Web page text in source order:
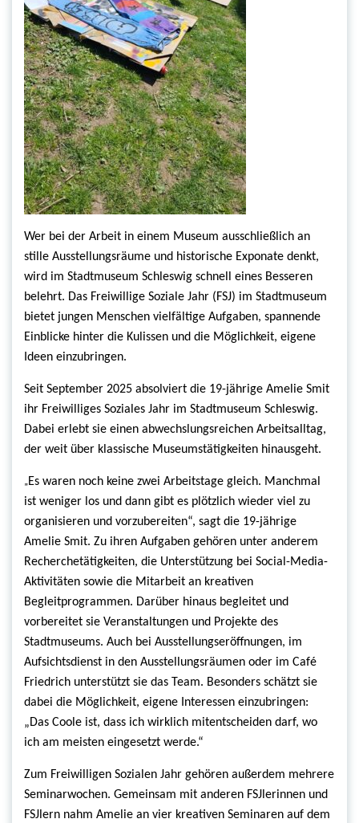
Wer bei der Arbeit in einem Museum ausschließlich an
stille Ausstellungsräume und historische Exponate denkt,
wird im Stadtmuseum Schleswig schnell eines Besseren
belehrt. Das Freiwillige Soziale Jahr (FSJ) im Stadtmuseum
bietet jungen Menschen vielfältige Aufgaben, spannende
Einblicke hinter die Kulissen und die Möglichkeit, eigene
Ideen einzubringen.
Seit September 2025 absolviert die 19-jährige Amelie Smit
ihr Freiwilliges Soziales Jahr im Stadtmuseum Schleswig.
Dabei erlebt sie einen abwechslungsreichen Arbeitsalltag,
der weit über klassische Museumstätigkeiten hinausgeht.
„Es waren noch keine zwei Arbeitstage gleich. Manchmal
ist weniger los und dann gibt es plötzlich wieder viel zu
organisieren und vorzubereiten“, sagt die 19-jährige
Amelie Smit. Zu ihren Aufgaben gehören unter anderem
Recherchetätigkeiten, die Unterstützung bei Social-Media-
Aktivitäten sowie die Mitarbeit an kreativen
Begleitprogrammen. Darüber hinaus begleitet und
vorbereitet sie Veranstaltungen und Projekte des
Stadtmuseums. Auch bei Ausstellungseröffnungen, im
Aufsichtsdienst in den Ausstellungsräumen oder im Café
Friedrich unterstützt sie das Team. Besonders schätzt sie
dabei die Möglichkeit, eigene Interessen einzubringen:
„Das Coole ist, dass ich wirklich mitentscheiden darf, wo
ich am meisten eingesetzt werde.“
Zum Freiwilligen Sozialen Jahr gehören außerdem mehrere
Seminarwochen. Gemeinsam mit anderen FSJlerinnen und
FSJlern nahm Amelie an vier kreativen Seminaren auf dem